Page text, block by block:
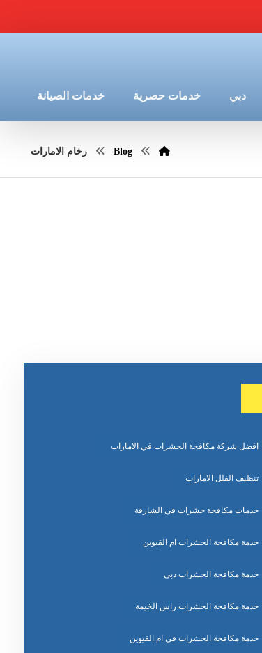
دبي خدمات حصرية خدمات الصيانة
Blog رخام الامارات
افضل شركة مكافحة الحشرات في الامارات
تنظيف الفلل الامارات
خدمات مكافحة حشرات في الشارقة
خدمة مكافحة الحشرات ام القيوين
خدمة مكافحة الحشرات دبي
خدمة مكافحة الحشرات راس الخيمة
خدمة مكافحة الحشرات في ام القيوين